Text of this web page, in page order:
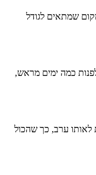
שמתאים לגודל
כמה ימים מראש,
לאותו ערב, כך שהכול